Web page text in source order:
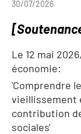
30/07/2026
Le 12 mai
économie:
'Comprendre
vieillissement
contribution
sociales'